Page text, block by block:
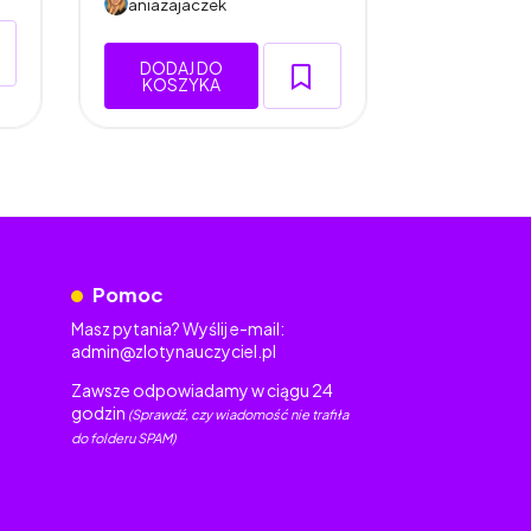
DODAJ DO
KOSZYKA
Pomoc
Masz pytania? Wyślij e-mail:
admin@zlotynauczyciel.pl
Zawsze odpowiadamy w ciągu 24
godzin (Sprawdź, czy wiadomość nie trafiła
do folderu SPAM)